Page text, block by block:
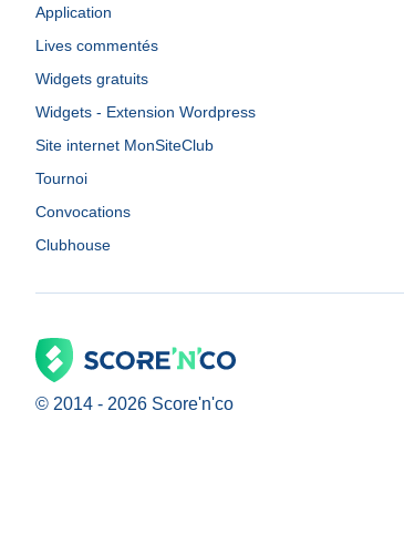
Application
Lives commentés
Widgets gratuits
Widgets - Extension Wordpress
Site internet MonSiteClub
Tournoi
Convocations
Clubhouse
© 2014 - 2026 Score'n'co